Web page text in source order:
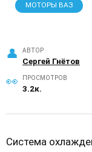
МОТОРЫ ВАЗ
АВТОР
Сергей Гнётов
ПРОСМОТРОВ
3.2к.
Система